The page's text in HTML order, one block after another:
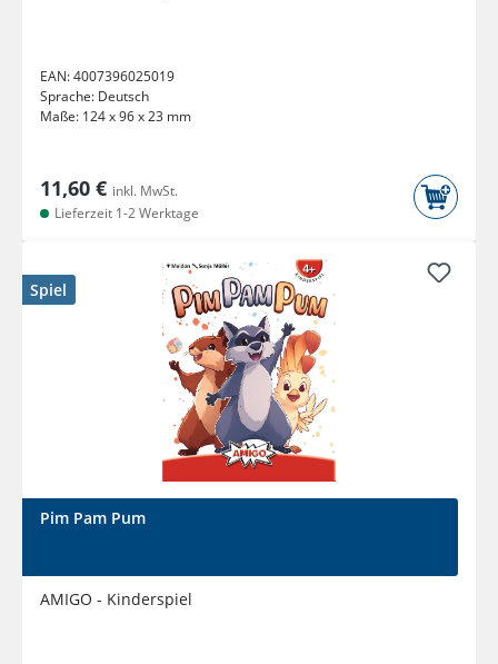
EAN:4007396025019
Sprache: Deutsch
Maße: 124 x 96 x 23 mm
11,60 € inkl. MwSt.
Lieferzeit 1-2 Werktage
Spiel
Pim Pam Pum
AMIGO - Kinderspiel